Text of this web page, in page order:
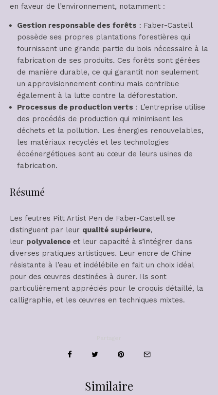
en faveur de l’environnement, notamment :
Gestion responsable des forêts : Faber-Castell
possède ses propres plantations forestières qui
fournissent une grande partie du bois nécessaire à la
fabrication de ses produits. Ces forêts sont gérées
de manière durable, ce qui garantit non seulement
un approvisionnement continu mais contribue
également à la lutte contre la déforestation.
Processus de production verts : L’entreprise utilise
des procédés de production qui minimisent les
déchets et la pollution. Les énergies renouvelables,
les matériaux recyclés et les technologies
écoénergétiques sont au cœur de leurs usines de
fabrication.
Résumé
Les feutres Pitt Artist Pen de Faber-Castell se
distinguent par leur qualité supérieure,
leur polyvalence et leur capacité à s’intégrer dans
diverses pratiques artistiques. Leur encre de Chine
résistante à l’eau et indélébile en fait un choix idéal
pour des œuvres destinées à durer. Ils sont
particulièrement appréciés pour le croquis détaillé, la
calligraphie, et les œuvres en techniques mixtes.
Similaire